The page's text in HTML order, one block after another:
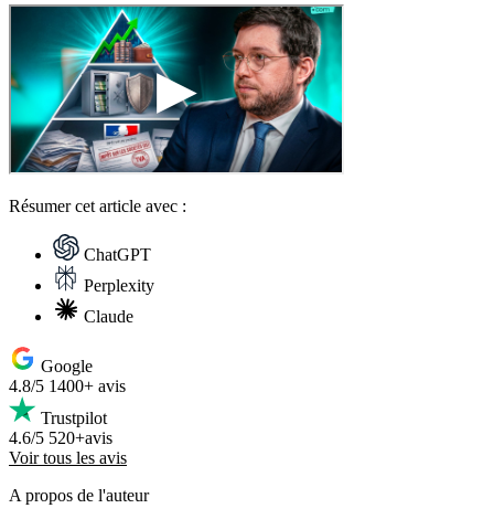
Résumercet article avec :
ChatGPT
Perplexity
Claude
Google
4.8/5 1400+ avis
Trustpilot
4.6/5 520+avis
Voir tous les avis
A propos de l'auteur